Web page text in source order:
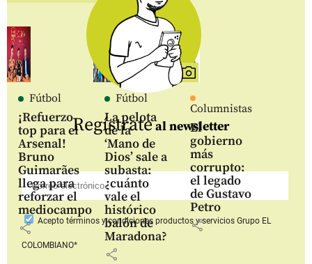
Fútbol
¡Refuerzo
top para el
Arsenal!
Bruno
Guimarães
llega para
reforzar el
mediocampo
share
Fútbol
La pelota
de la
‘Mano de
Dios’ sale a
subasta:
¿cuánto
vale el
histórico
balón de
Maradona?
share
Columnistas
El
gobierno
más
corrupto:
el legado
de Gustavo
Petro
share
Regístrateal newsletter
Aceptotérminos y condiciones productos y serviciosGrupo EL
COLOMBIANO*